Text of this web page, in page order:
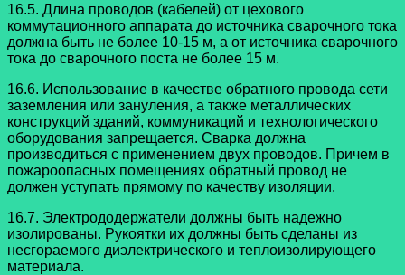
16.5. Длина проводов (кабелей) от цехового
коммутационного аппарата до источника сварочного тока
должна быть не более 10-15 м, а от источника сварочного
тока до сварочного поста не более 15 м.
16.6. Использование в качестве обратного провода сети
заземления или зануления, а также металлических
конструкций зданий, коммуникаций и технологического
оборудования запрещается. Сварка должна
производиться с применением двух проводов. Причем в
пожароопасных помещениях обратный провод не
должен уступать прямому по качеству изоляции.
16.7. Электрододержатели должны быть надежно
изолированы. Рукоятки их должны быть сделаны из
несгораемого диэлектрического и теплоизолирующего
материала.